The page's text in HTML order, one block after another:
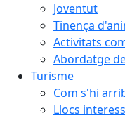
Joventut
Tinença
Activitats
Abordatge
Turisme
Com s'hi
Llocs